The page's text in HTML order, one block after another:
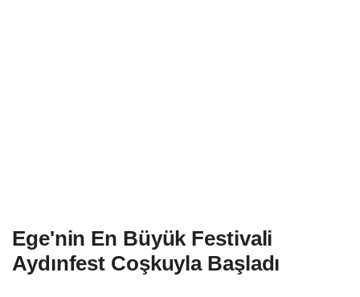
Ege'nin En Büyük Festivali
Aydınfest Coşkuyla Başladı